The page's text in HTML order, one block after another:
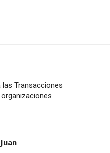
Transacciones
Juan